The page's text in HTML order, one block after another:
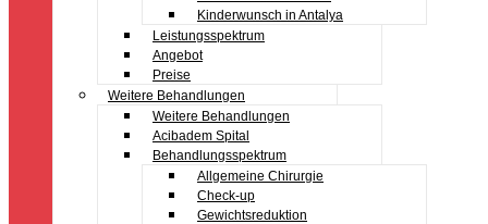
Kinderwunsch in Antalya
Leistungsspektrum
Angebot
Preise
Weitere Behandlungen
Weitere Behandlungen
Acibadem Spital
Behandlungsspektrum
Allgemeine Chirurgie
Check-up
Gewichtsreduktion